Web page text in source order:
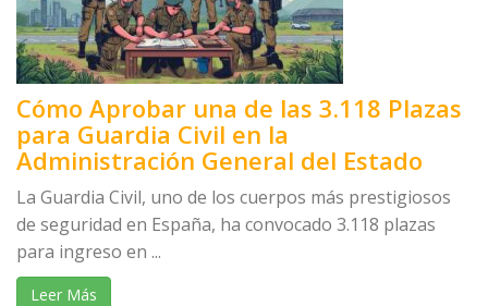
Cómo Aprobar una de las 3.118 Plazas
para Guardia Civil en la
Administración General del Estado
La Guardia Civil, uno de los cuerpos más prestigiosos
de seguridad en España, ha convocado 3.118 plazas
para ingreso en ...
Leer Más